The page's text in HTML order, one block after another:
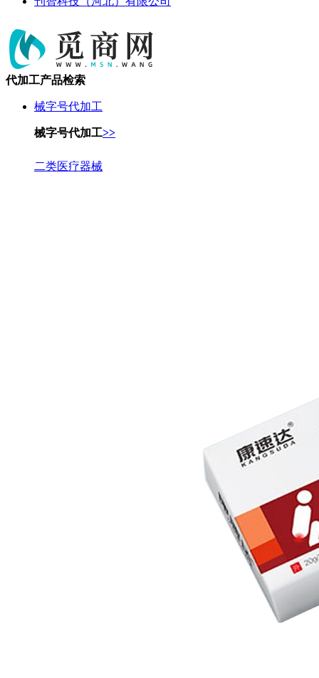
代加工产品检索
械字号代加工
械字号代加工>>
二类医疗器械